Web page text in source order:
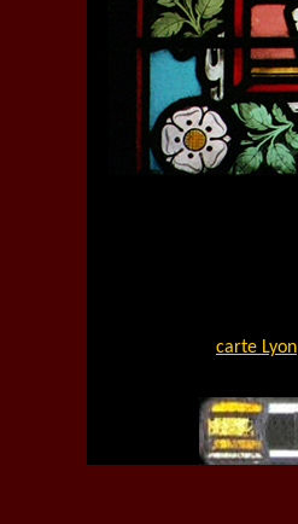
carte Lyon